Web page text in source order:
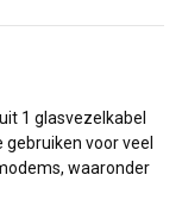
1 glasvezelkabel
gebruiken voor veel
waaronder